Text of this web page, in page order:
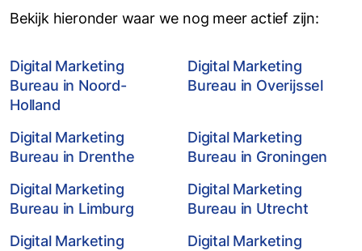
Bekijk hieronder waar we nog meer actief zijn:
Digital Marketing
Bureau in Noord-
Holland
Digital Marketing
Bureau in Overijssel
Digital Marketing
Bureau in Drenthe
Digital Marketing
Bureau in Groningen
Digital Marketing
Bureau in Limburg
Digital Marketing
Bureau in Utrecht
Digital Marketing
Digital Marketing